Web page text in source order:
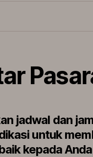
jadwal dan
untuk
kepada Anda